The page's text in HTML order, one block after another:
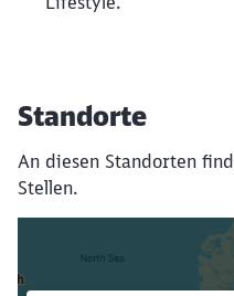
Standorte
An diesen Standorten
Stellen.